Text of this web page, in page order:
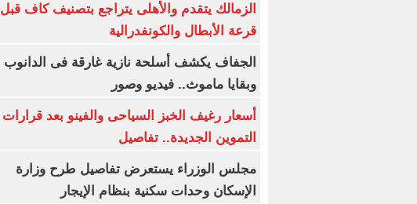
الزمالك يتقدم والأهلى يتراجع بتصنيف كاف قبل
قرعة الأبطال والكونفدرالية
الجفاف يكشف أسلحة نازية غارقة فى الدانوب
وبقايا ماموث.. فيديو وصور
أسعار رغيف الخبز السياحى والفينو بعد قرارات
التموين الجديدة.. تفاصيل
مجلس الوزراء يستعرض تفاصيل طرح وزارة
الإسكان وحدات سكنية بنظام الإيجار